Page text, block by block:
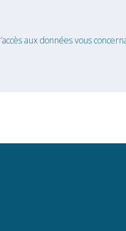
aux données vous